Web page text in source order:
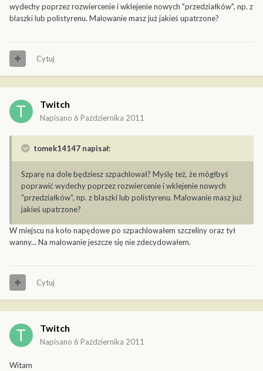
wydechy poprzez rozwiercenie i wklejenie nowych "przedziałków", np. z
blaszki lub polistyrenu. Malowanie masz już jakieś upatrzone?
Cytuj
Twitch
Napisano 6 Października 2011
tomek14147 napisał:
Szparę na dole będziesz szpachlował? Myślę też, że mógłbyś
poprawić wydechy poprzez rozwiercenie i wklejenie nowych
"przedziałków", np. z blaszki lub polistyrenu. Malowanie masz już
jakieś upatrzone?
W miejscu na koło napędowe po szpachlowałem szczeliny oraz tył
wanny... Na malowanie jeszcze się nie zdecydowałem.
Cytuj
Twitch
Napisano 6 Października 2011
Witam